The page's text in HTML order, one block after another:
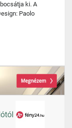
ki. A
Paolo